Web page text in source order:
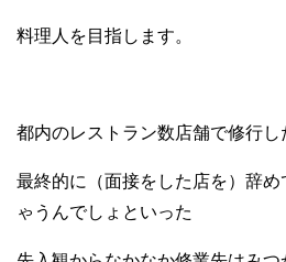
料理人を目指します。
都内のレストラン数店舗で修行し
最終的に（面接をした店を）辞
ゃうんでしょといった